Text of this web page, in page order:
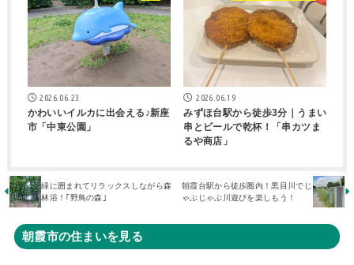
2026.06.23
かわいいイルカに出会える♪新座
市「中東公園」
2026.06.19
みずほ台駅から徒歩3分｜うまい
串とビールで乾杯！「串カツま
るや商店」
緑に囲まれてリラックスしながら森
林浴！｢野鳥の森｣
朝霞台駅から徒歩圏内！黒目川でじ
ゃぶじゃぶ川遊びを楽しもう！
朝霞市の住まいを見る